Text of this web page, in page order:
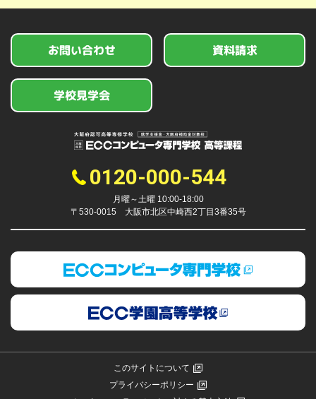
お問い合わせ 資料請求
学校見学会
0120-000-544
月曜～土曜 10:00-18:00
〒530-0015 大阪市北区中崎西2丁目3番35号
このサイトについて
プライバシーポリシー